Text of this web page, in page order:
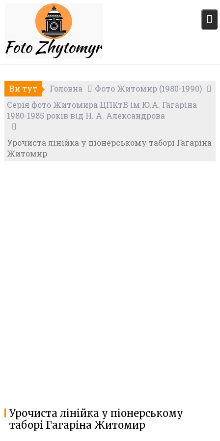
Ви тут Головна
Фото Житомир (1980-1990)
Серія фото Житомира ЦПКтВ ім Ю.А. Гагаріна
1980-1985 років від Н. А. Александрова
Урочиста лінійка у піонерському таборі Гагаріна
Житомир
Урочиста лінійка у піонерському
таборі Гагаріна Житомир